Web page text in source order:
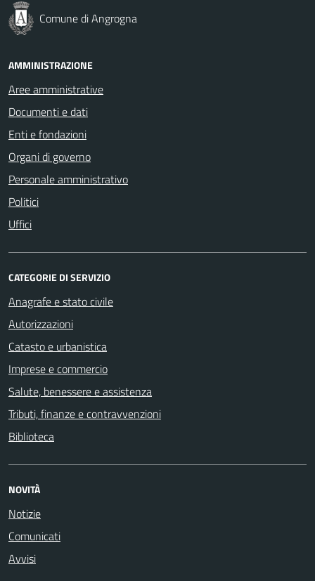
Comune di Angrogna
AMMINISTRAZIONE
Aree amministrative
Documenti e dati
Enti e fondazioni
Organi di governo
Personale amministrativo
Politici
Uffici
CATEGORIE DI SERVIZIO
Anagrafe e stato civile
Autorizzazioni
Catasto e urbanistica
Imprese e commercio
Salute, benessere e assistenza
Tributi, finanze e contravvenzioni
Biblioteca
NOVITÀ
Notizie
Comunicati
Avvisi